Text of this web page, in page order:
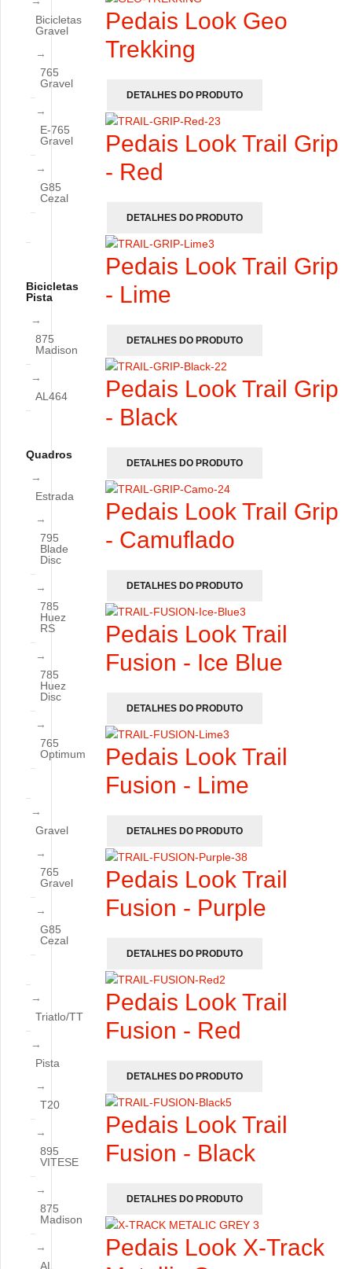
Pedais Look Geo
Trekking
DETALHES DO PRODUTO
Pedais Look Trail Grip
- Red
DETALHES DO PRODUTO
Pedais Look Trail Grip
- Lime
DETALHES DO PRODUTO
Pedais Look Trail Grip
- Black
DETALHES DO PRODUTO
Pedais Look Trail Grip
- Camuflado
DETALHES DO PRODUTO
Pedais Look Trail
Fusion - Ice Blue
DETALHES DO PRODUTO
Pedais Look Trail
Fusion - Lime
DETALHES DO PRODUTO
Pedais Look Trail
Fusion - Purple
DETALHES DO PRODUTO
Pedais Look Trail
Fusion - Red
DETALHES DO PRODUTO
Pedais Look Trail
Fusion - Black
DETALHES DO PRODUTO
Pedais Look X-Track
Bicicletas
Gravel
765
Gravel
E-765
Gravel
G85
Cezal
Bicicletas
Pista
875
Madison
AL464
Quadros
Estrada
795
Blade
Disc
785
Huez
RS
785
Huez
Disc
765
Optimum
Gravel
765
Gravel
G85
Cezal
Triatlo/TT
Pista
T20
895
VITESE
875
Madison
AL